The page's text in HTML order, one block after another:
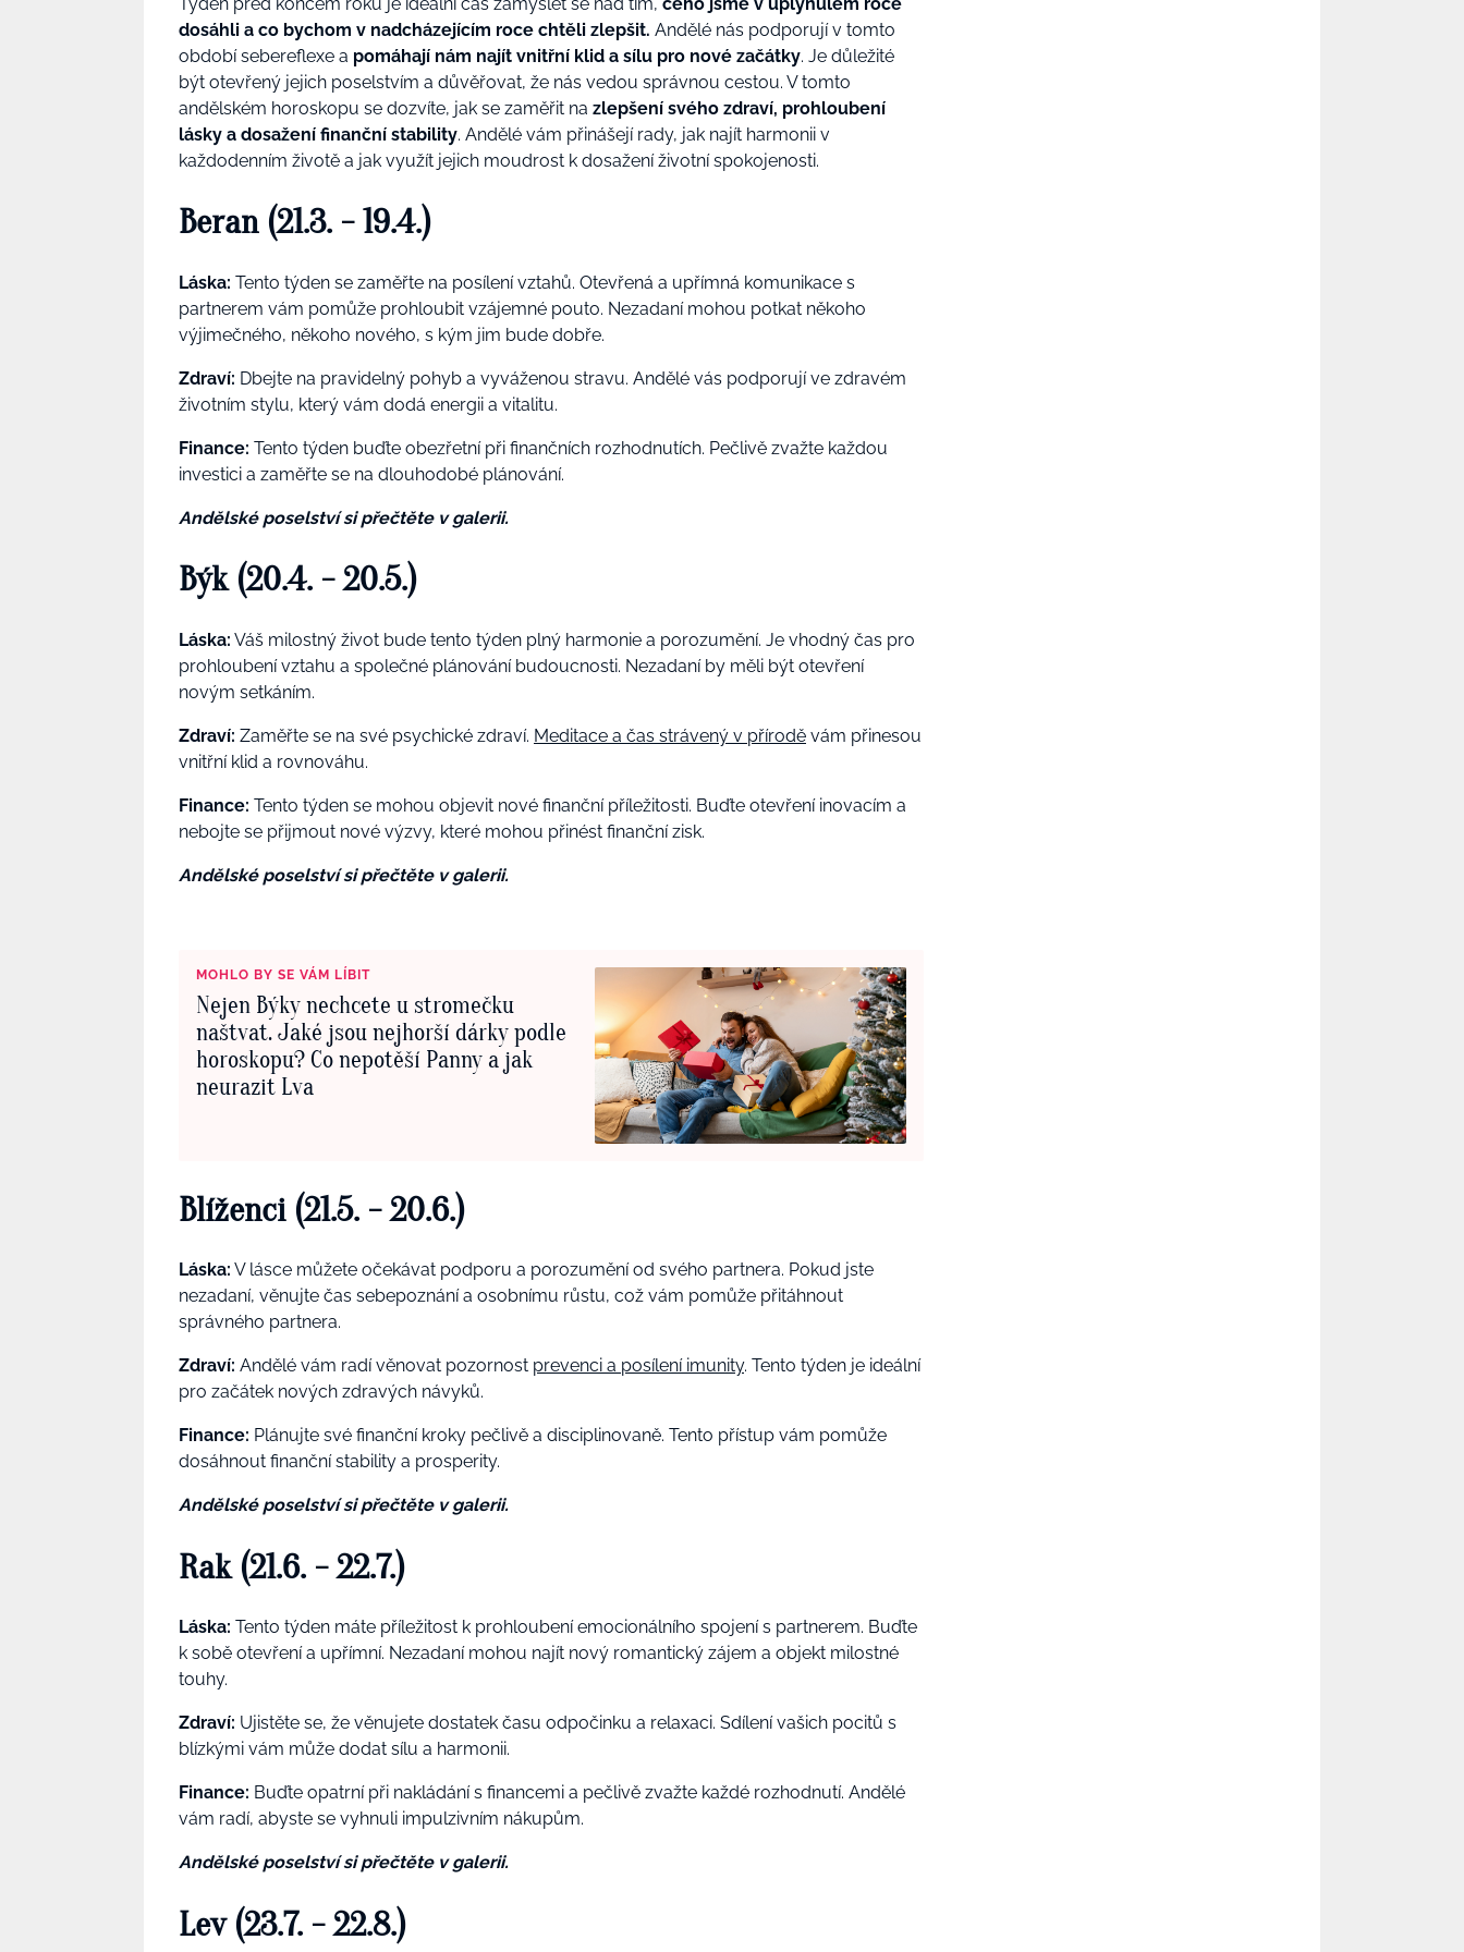
dosáhli a co bychom v nadcházejícím roce chtěli zlepšit. Andělé nás podporují v tomto
období sebereflexe a pomáhají nám najít vnitřní klid a sílu pro nové začátky. Je důležité
být otevřený jejich poselstvím a důvěřovat, že nás vedou správnou cestou. V tomto
andělském horoskopu se dozvíte, jak se zaměřit na zlepšení svého zdraví, prohloubení
lásky a dosažení finanční stability. Andělé vám přinášejí rady, jak najít harmonii v
každodenním životě a jak využít jejich moudrost k dosažení životní spokojenosti.
Beran (21.3. - 19.4.)
Láska: Tento týden se zaměřte na posílení vztahů. Otevřená a upřímná komunikace s
partnerem vám pomůže prohloubit vzájemné pouto. Nezadaní mohou potkat někoho
výjimečného, někoho nového, s kým jim bude dobře.
Zdraví: Dbejte na pravidelný pohyb a vyváženou stravu. Andělé vás podporují ve zdravém
životním stylu, který vám dodá energii a vitalitu.
Finance: Tento týden buďte obezřetní při finančních rozhodnutích. Pečlivě zvažte každou
investici a zaměřte se na dlouhodobé plánování.
Andělské poselství si přečtěte v galerii.
Býk (20.4. - 20.5.)
Láska: Váš milostný život bude tento týden plný harmonie a porozumění. Je vhodný čas pro
prohloubení vztahu a společné plánování budoucnosti. Nezadaní by měli být otevření
novým setkáním.
Zdraví: Zaměřte se na své psychické zdraví. Meditace a čas strávený v přírodě vám přinesou
vnitřní klid a rovnováhu.
Finance: Tento týden se mohou objevit nové finanční příležitosti. Buďte otevření inovacím a
nebojte se přijmout nové výzvy, které mohou přinést finanční zisk.
Andělské poselství si přečtěte v galerii.
MOHLO BY SE VÁM LÍBIT
Nejen Býky nechcete u stromečku
naštvat. Jaké jsou nejhorší dárky podle
horoskopu? Co nepotěší Panny a jak
neurazit Lva
Blíženci (21.5. - 20.6.)
Láska: V lásce můžete očekávat podporu a porozumění od svého partnera. Pokud jste
nezadaní, věnujte čas sebepoznání a osobnímu růstu, což vám pomůže přitáhnout
správného partnera.
Zdraví: Andělé vám radí věnovat pozornost prevenci a posílení imunity. Tento týden je ideální
pro začátek nových zdravých návyků.
Finance: Plánujte své finanční kroky pečlivě a disciplinovaně. Tento přístup vám pomůže
dosáhnout finanční stability a prosperity.
Andělské poselství si přečtěte v galerii.
Rak (21.6. - 22.7.)
Láska: Tento týden máte příležitost k prohloubení emocionálního spojení s partnerem. Buďte
k sobě otevření a upřímní. Nezadaní mohou najít nový romantický zájem a objekt milostné
touhy.
Zdraví: Ujistěte se, že věnujete dostatek času odpočinku a relaxaci. Sdílení vašich pocitů s
blízkými vám může dodat sílu a harmonii.
Finance: Buďte opatrní při nakládání s financemi a pečlivě zvažte každé rozhodnutí. Andělé
vám radí, abyste se vyhnuli impulzivním nákupům.
Andělské poselství si přečtěte v galerii.
Lev (23.7. - 22.8.)